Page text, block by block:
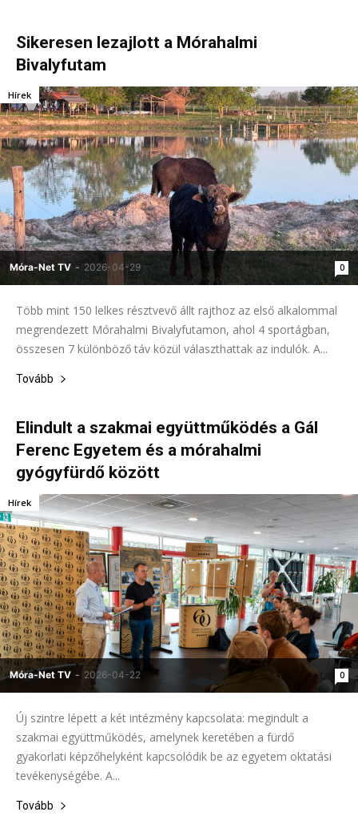
Sikeresen lezajlott a Mórahalmi
Bivalyfutam
Móra-Net TV - 2026-04-29 0
Hírek
Több mint 150 lelkes résztvevő állt rajthoz az első alkalommal
megrendezett Mórahalmi Bivalyfutamon, ahol 4 sportágban,
összesen 7 különböző táv közül választhattak az indulók. A...
Tovább
Elindult a szakmai együttműködés a Gál
Ferenc Egyetem és a mórahalmi
gyógyfürdő között
Móra-Net TV - 2026-04-22 0
Hírek
Új szintre lépett a két intézmény kapcsolata: megindult a
szakmai együttműködés, amelynek keretében a fürdő
gyakorlati képzőhelyként kapcsolódik be az egyetem oktatási
tevékenységébe. A...
Tovább